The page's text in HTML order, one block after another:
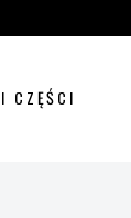
CZĘŚCI